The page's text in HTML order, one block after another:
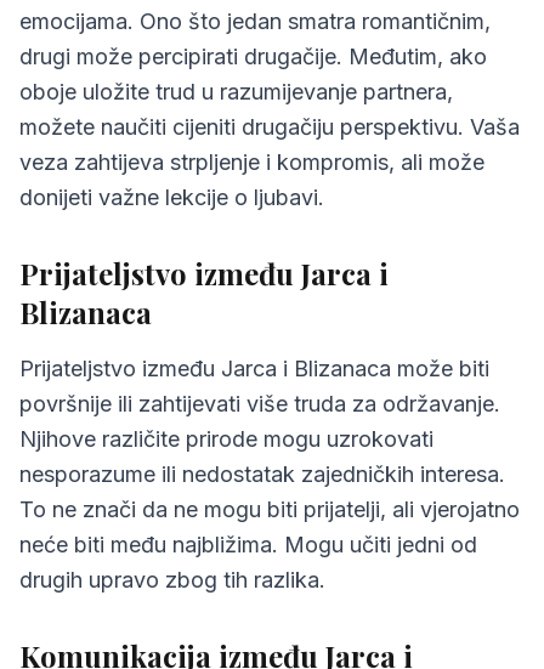
5. Savjeti za Jarca i Blizanaca
6.
Najčešća pitanja o kompatibilnosti
emocijama. Ono što jedan smatra romantičnim,
drugi može percipirati drugačije. Međutim, ako
oboje uložite trud u razumijevanje partnera,
možete naučiti cijeniti drugačiju perspektivu. Vaša
veza zahtijeva strpljenje i kompromis, ali može
donijeti važne lekcije o ljubavi.
Prijateljstvo između Jarca i
Blizanaca
Prijateljstvo između Jarca i Blizanaca može biti
površnije ili zahtijevati više truda za održavanje.
Njihove različite prirode mogu uzrokovati
nesporazume ili nedostatak zajedničkih interesa.
To ne znači da ne mogu biti prijatelji, ali vjerojatno
neće biti među najbližima. Mogu učiti jedni od
drugih upravo zbog tih razlika.
Komunikacija između Jarca i